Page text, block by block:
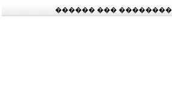
������ ���